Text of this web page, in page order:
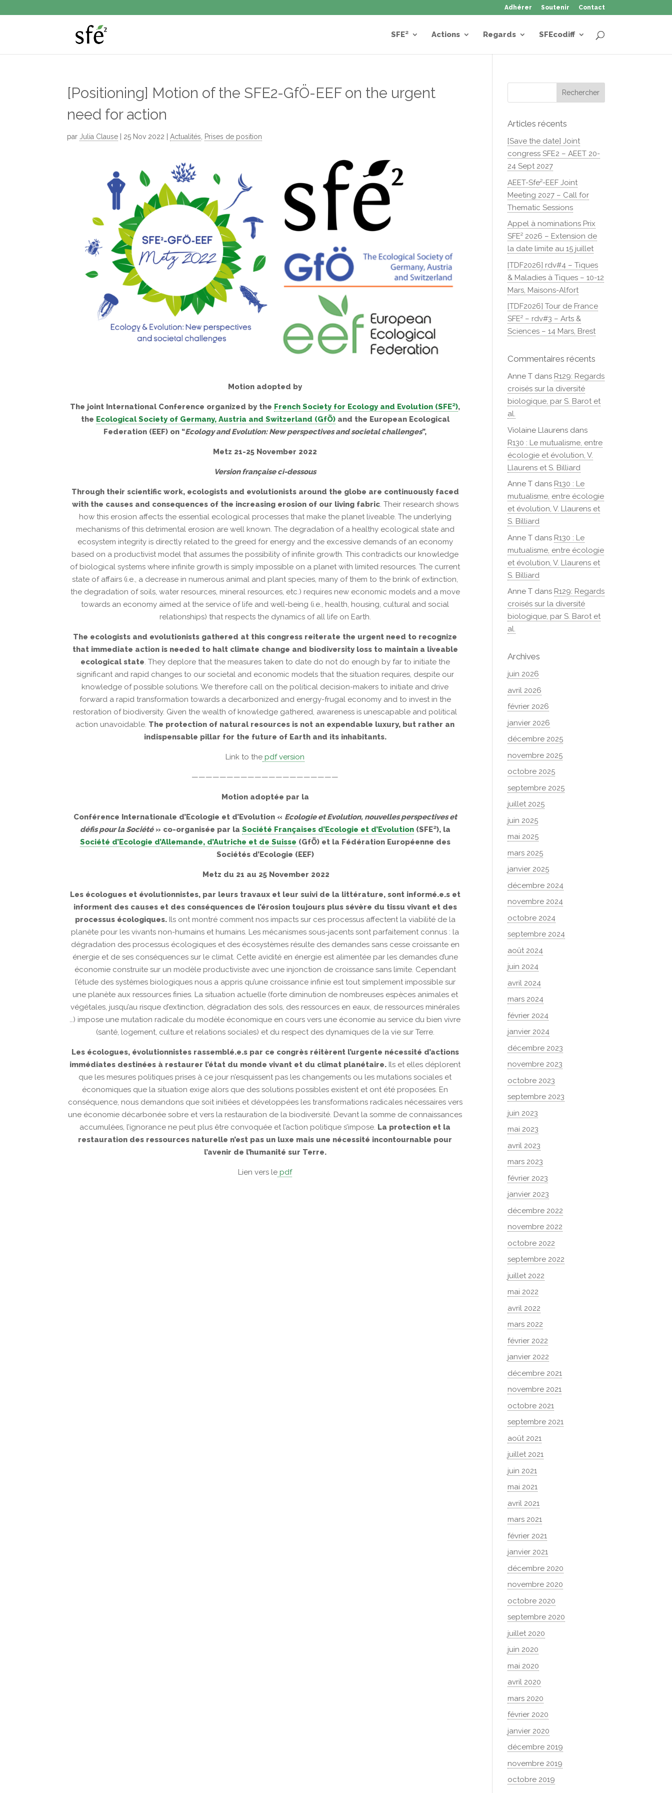
Adhérer Soutenir Contact
SFE² Actions Regards SFEcodiff
[Positioning] Motion of the SFE2-GfÖ-EEF on the urgent
need for action
par Julia Clause 25 Nov 2022 |Actualités Prises de position
Motion adopted by
The joint International Conference organized by the French Society for Ecology and Evolution (SFE²),
the Ecological Society of Germany, Austria and Switzerland (GfÖ)and the European Ecological
Federation (EEF) on “Ecology and Evolution: New perspectives and societal challenges”,
Metz 21-25 November 2022
Version française ci-dessous
Through their scientific work, ecologists and evolutionists around the globe are continuously faced
with the causes and consequences of the increasing erosion of our living fabric. Their research shows
how this erosion affects the essential ecological processes that make the planet liveable. The underlying
mechanisms of this detrimental erosion are well known. The degradation of a healthy ecological state and
ecosystem integrity is directly related to the greed for energy and the excessive demands of an economy
based on a productivist model that assumes the possibility of infinite growth. This contradicts our knowledge
of biological systems where infinite growth is simply impossible on a planet with limited resources. The current
state of affairs (i.e., a decrease in numerous animal and plant species, many of them to the brink of extinction,
the degradation of soils, water resources, mineral resources, etc.) requires new economic models and a move
towards an economy aimed at the service of life and well-being (i.e., health, housing, cultural and social
relationships) that respects the dynamics of all life on Earth.
The ecologists and evolutionists gathered at this congress reiterate the urgent need to recognize
that immediate action is needed to halt climate change and biodiversity loss to maintain a liveable
ecological state. They deplore that the measures taken to date do not do enough by far to initiate the
significant and rapid changes to our societal and economic models that the situation requires, despite our
knowledge of possible solutions. We therefore call on the political decision-makers to initiate and drive
forward a rapid transformation towards a decarbonized and energy-frugal economy and to invest in the
restoration of biodiversity. Given the wealth of knowledge gathered, awareness is unescapable and political
action unavoidable. The protection of natural resources is not an expendable luxury, but rather an
indispensable pillar for the future of Earth and its inhabitants.
Link to the pdf version
—————————————————————
Motion adoptée par la
Conférence Internationale d’Ecologie et d’Evolution « Ecologie et Evolution, nouvelles perspectives et
défis pour la Société» co-organisée par la Société Françaises d’Ecologie et d’Evolution(SFE²), la
Société d’Ecologie d’Allemande, d’Autriche et de Suisse (GfÖ) et la Fédération Européenne des
Sociétés d’Ecologie (EEF)
Metz du 21 au 25 November 2022
Les écologues et évolutionnistes, par leurs travaux et leur suivi de la littérature, sont informé.e.s et
informent des causes et des conséquences de l’érosion toujours plus sévère du tissu vivant et des
processus écologiques.Ils ont montré comment nos impacts sur ces processus affectent la viabilité de la
planète pour les vivants non-humains et humains. Les mécanismes sous-jacents sont parfaitement connus : la
dégradation des processus écologiques et des écosystèmes résulte des demandes sans cesse croissante en
énergie et de ses conséquences sur le climat. Cette avidité en énergie est alimentée par les demandes d’une
économie construite sur un modèle productiviste avec une injonction de croissance sans limite. Cependant
l’étude des systèmes biologiques nous a appris qu’une croissance infinie est tout simplement impossible sur
une planète aux ressources finies. La situation actuelle (forte diminution de nombreuses espèces animales et
végétales, jusqu’au risque d’extinction, dégradation des sols, des ressources en eaux, de ressources minérales
…) impose une mutation radicale du modèle économique en cours vers une économie au service du bien vivre
(santé, logement, culture et relations sociales) et du respect des dynamiques de la vie sur Terre.
Les écologues, évolutionnistes rassemblé.e.s par ce congrès réitèrent l’urgente nécessité d’actions
immédiates destinées à restaurer l’état du monde vivant et du climat planétaire. Ils et elles déplorent
que les mesures politiques prises à ce jour n’esquissent pas les changements ou les mutations sociales et
économiques que la situation exige alors que des solutions possibles existent et ont été proposées. En
conséquence, nous demandons que soit initiées et développées les transformations radicales nécessaires vers
une économie décarbonée sobre et vers la restauration de la biodiversité. Devant la somme de connaissances
accumulées, l’ignorance ne peut plus être convoquée et l’action politique s’impose. La protection et la
restauration des ressources naturelle n’est pas un luxe mais une nécessité incontournable pour
l’avenir de l’humanité sur Terre.
Lien vers le pdf
Articles récents
[Save the date] Joint
congress SFE2 – AEET 20-
24 Sept 2027
AEET-Sfe²-EEF Joint
Meeting 2027 – Call for
Thematic Sessions
Appel à nominations Prix
SFE² 2026 – Extension de
la date limite au 15 juillet
[TDF2026] rdv#4 – Tiques
& Maladies à Tiques – 10-12
Mars, Maisons-Alfort
[TDF2026] Tour de France
SFE² – rdv#3 – Arts &
Sciences – 14 Mars, Brest
Commentaires récents
Anne T dans R129: Regards
croisés sur la diversité
biologique, par S. Barot et
al.
Violaine Llaurens dans
R130 : Le mutualisme, entre
écologie et évolution, V.
Llaurens et S. Billiard
Anne T dans R130 : Le
mutualisme, entre écologie
et évolution, V. Llaurens et
S. Billiard
Anne T dans R130 : Le
mutualisme, entre écologie
et évolution, V. Llaurens et
S. Billiard
Anne T dans R129: Regards
croisés sur la diversité
biologique, par S. Barot et
al.
Archives
juin 2026
avril 2026
février 2026
janvier 2026
décembre 2025
novembre 2025
octobre 2025
septembre 2025
juillet 2025
juin 2025
mai 2025
mars 2025
janvier 2025
décembre 2024
novembre 2024
octobre 2024
septembre 2024
août 2024
juin 2024
avril 2024
mars 2024
février 2024
janvier 2024
décembre 2023
novembre 2023
octobre 2023
septembre 2023
juin 2023
mai 2023
avril 2023
mars 2023
février 2023
janvier 2023
décembre 2022
novembre 2022
octobre 2022
septembre 2022
juillet 2022
mai 2022
avril 2022
mars 2022
février 2022
janvier 2022
décembre 2021
novembre 2021
octobre 2021
septembre 2021
août 2021
juillet 2021
juin 2021
mai 2021
avril 2021
mars 2021
février 2021
janvier 2021
décembre 2020
novembre 2020
octobre 2020
septembre 2020
juillet 2020
juin 2020
mai 2020
avril 2020
mars 2020
février 2020
janvier 2020
décembre 2019
novembre 2019
octobre 2019